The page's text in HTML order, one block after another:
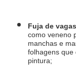
Fuja de
como veneno
manchas e
folhagens que
pintura;